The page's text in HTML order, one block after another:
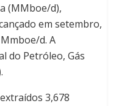
(MMboe/d),
em setembro,
d. A
do Petróleo, Gás
3,678